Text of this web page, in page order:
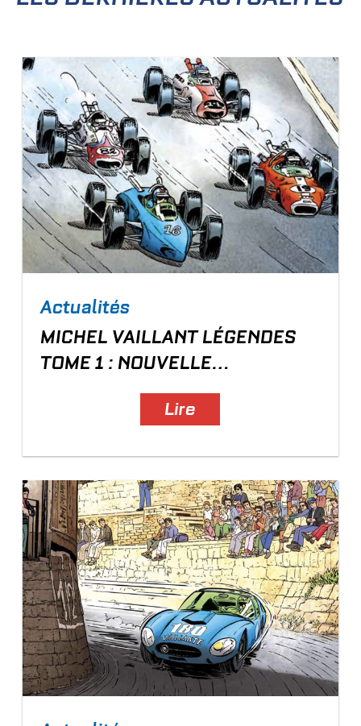
Actualités
MICHEL VAILLANT LÉGENDES
TOME 1 : NOUVELLE
COUVERTURE
Lire